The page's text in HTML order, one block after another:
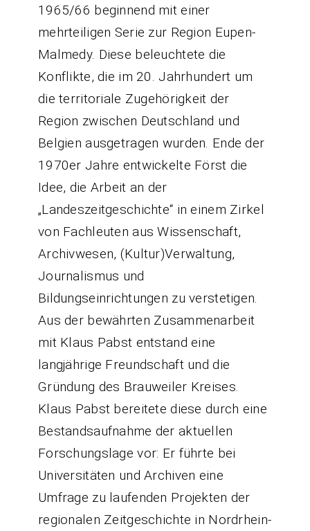
1965/66 beginnend mit einer
mehrteiligen Serie zur Region Eupen-
Malmedy. Diese beleuchtete die
Konflikte, die im 20. Jahrhundert um
die territoriale Zugehörigkeit der
Region zwischen Deutschland und
Belgien ausgetragen wurden. Ende der
1970er Jahre entwickelte Först die
Idee, die Arbeit an der
„Landeszeitgeschichte“ in einem Zirkel
von Fachleuten aus Wissenschaft,
Archivwesen, (Kultur)Verwaltung,
Journalismus und
Bildungseinrichtungen zu verstetigen.
Aus der bewährten Zusammenarbeit
mit Klaus Pabst entstand eine
langjährige Freundschaft und die
Gründung des Brauweiler Kreises.
Klaus Pabst bereitete diese durch eine
Bestandsaufnahme der aktuellen
Forschungslage vor: Er führte bei
Universitäten und Archiven eine
Umfrage zu laufenden Projekten der
regionalen Zeitgeschichte in Nordrhein-